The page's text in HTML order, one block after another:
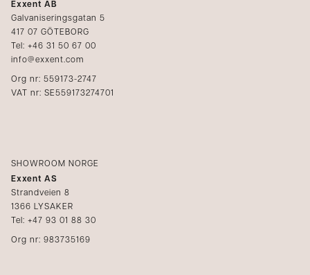
Mediabank
Bli återförsäljare
Exxent AB
Galvaniseringsgatan 5
417 07 GÖTEBORG
Tel: +46 31 50 67 00
info@exxent.com
Org nr: 559173-2747
VAT nr: SE559173274701
SHOWROOM NORGE
Exxent AS
Strandveien 8
1366 LYSAKER
Tel: +47 93 01 88 30
Org nr: 983735169